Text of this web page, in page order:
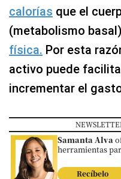
calorías que el
(metabolismo
física. Por esta
activo puede
incrementar el
Samanta Alva
herramientas
Recíbelo